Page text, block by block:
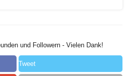
und Followern - Vielen Dank!
Tweet